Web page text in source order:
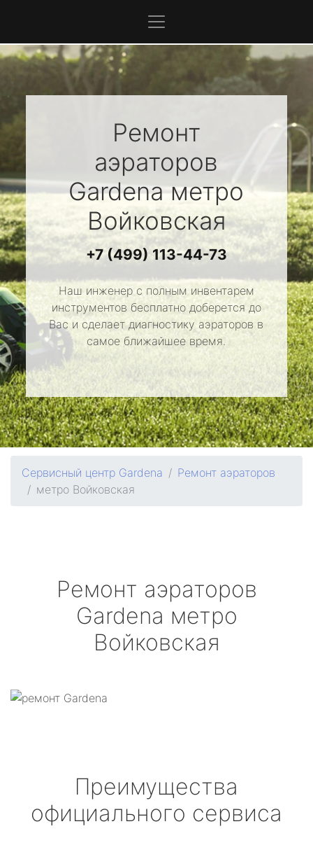
Ремонт
аэраторов
Gardenaметро
Войковская
+7 (499) 113-44-73
Наш инженер с полным инвентарем
инструментов бесплатно доберется до
Вас и сделает диагностику аэраторов в
самое ближайшее время.
Сервисный центр Gardena
Ремонт аэраторов
метро Войковская
Ремонт аэраторов
Gardena метро
Войковская
Преимущества
официального сервиса